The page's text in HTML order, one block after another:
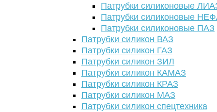
Патрубки силиконовые
Патрубки силиконовые
Патрубки силиконовые ПАЗ
Патрубки силикон ВАЗ
Патрубки силикон ГАЗ
Патрубки силикон ЗИЛ
Патрубки силикон КАМАЗ
Патрубки силикон КРАЗ
Патрубки силикон МАЗ
Патрубки силикон спецтехника